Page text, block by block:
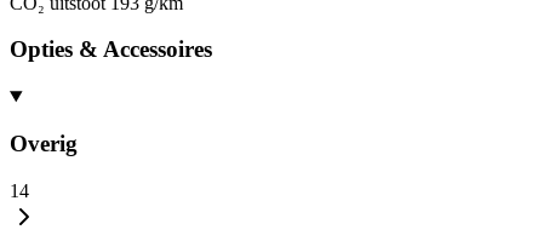
Opties & Accessoires
Overig
14